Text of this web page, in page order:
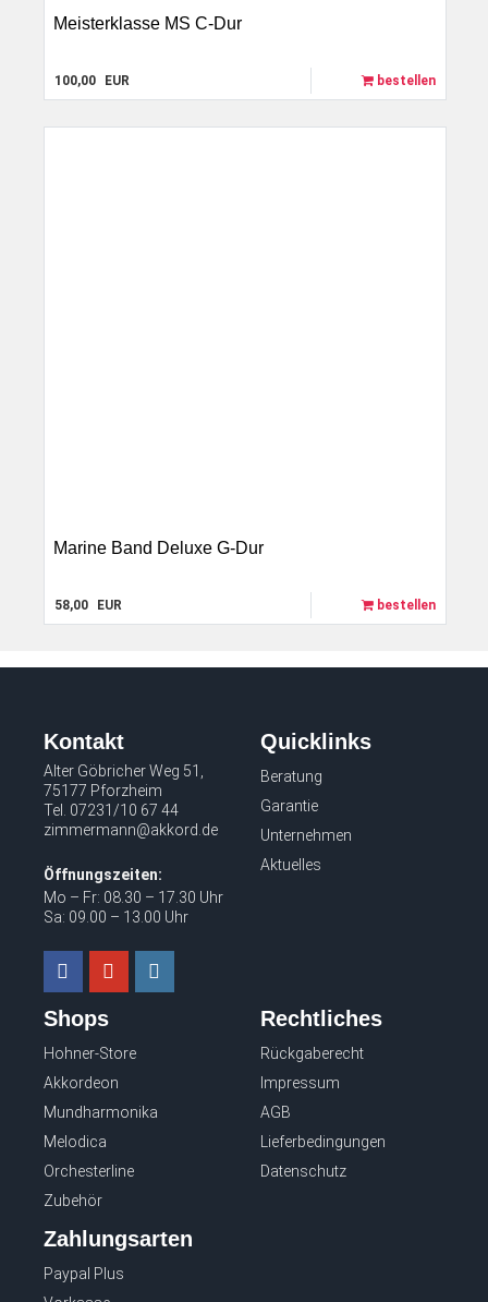
Meisterklasse MS C-Dur
100,00 EUR bestellen
Marine Band Deluxe G-Dur
58,00 EUR bestellen
Kontakt
Alter Göbricher Weg 51,
75177 Pforzheim
Tel. 07231/10 67 44
zimmermann@akkord.de
Öffnungszeiten:
Mo – Fr: 08.30 – 17.30 Uhr
Sa: 09.00 – 13.00 Uhr
Quicklinks
Beratung
Garantie
Unternehmen
Aktuelles
Shops
Hohner-Store
Akkordeon
Mundharmonika
Melodica
Orchesterline
Zubehör
Rechtliches
Rückgaberecht
Impressum
AGB
Lieferbedingungen
Datenschutz
Zahlungsarten
Paypal Plus